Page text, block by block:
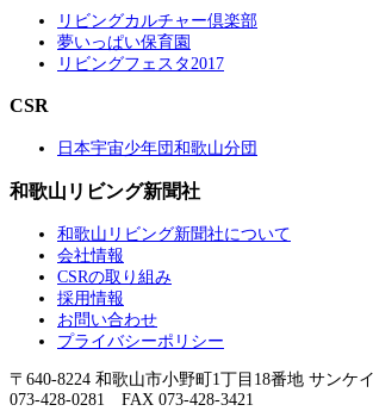
リビングカルチャー倶楽部
夢いっぱい保育園
リビングフェスタ2017
CSR
日本宇宙少年団和歌山分団
和歌山リビング新聞社
和歌山リビング新聞社について
会社情報
CSRの取り組み
採用情報
お問い合わせ
プライバシーポリシー
〒640-8224 和歌山市小野町1丁目18番地 サン
073-428-0281 FAX 073-428-3421